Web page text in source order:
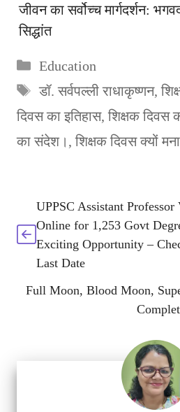
जीवन का सर्वोच्च मार्गदर्शन:
सिद्धांत
Categories
Education
Tags
डॉ. सर्वपल्ली राधाकृष्णन,
दिवस का इतिहास,शिक्षक दिवस
का संदेश। ,शिक्षक दिवस क्यों
UPPSC Assistant
Online for 1,253 Govt
Exciting Opportunity –
Last Date
Full Moon, Blood Moon,